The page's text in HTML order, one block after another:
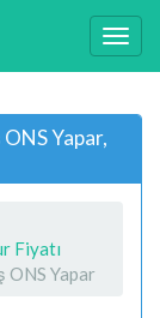
Yapar,
Fiyatı
ONS Yapar